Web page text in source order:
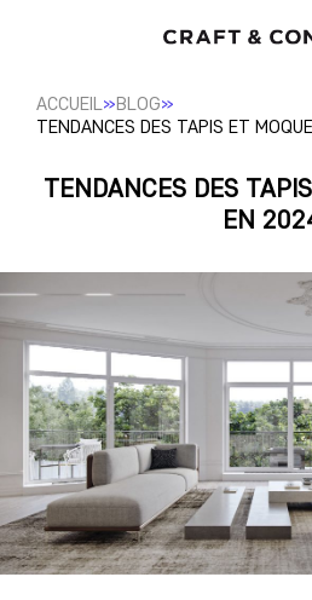
ACCUEIL»BLOG»
TENDANCES DES TAPIS ET
TENDANCES DES
EN